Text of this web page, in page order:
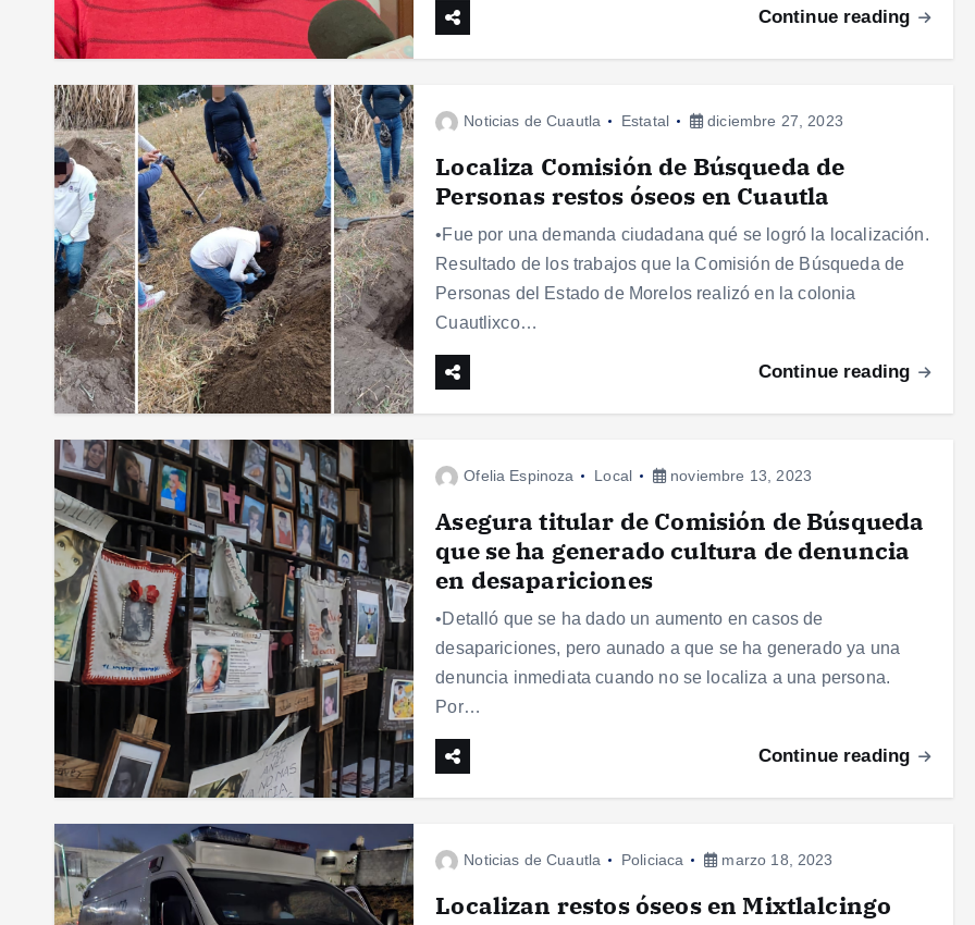
Continue reading
Noticias de Cuautla Estatal diciembre 27, 2023
Localiza Comisión de Búsqueda de
Personas restos óseos en Cuautla
•Fue por una demanda ciudadana qué se logró la localización.
Resultado de los trabajos que la Comisión de Búsqueda de
Personas del Estado de Morelos realizó en la colonia
Cuautlixco…
Continue reading
Ofelia Espinoza Local noviembre 13, 2023
Asegura titular de Comisión de Búsqueda
que se ha generado cultura de denuncia
en desapariciones
•Detalló que se ha dado un aumento en casos de
desapariciones, pero aunado a que se ha generado ya una
denuncia inmediata cuando no se localiza a una persona.
Por…
Continue reading
Noticias de Cuautla Policiaca marzo 18, 2023
Localizan restos óseos en Mixtlalcingo